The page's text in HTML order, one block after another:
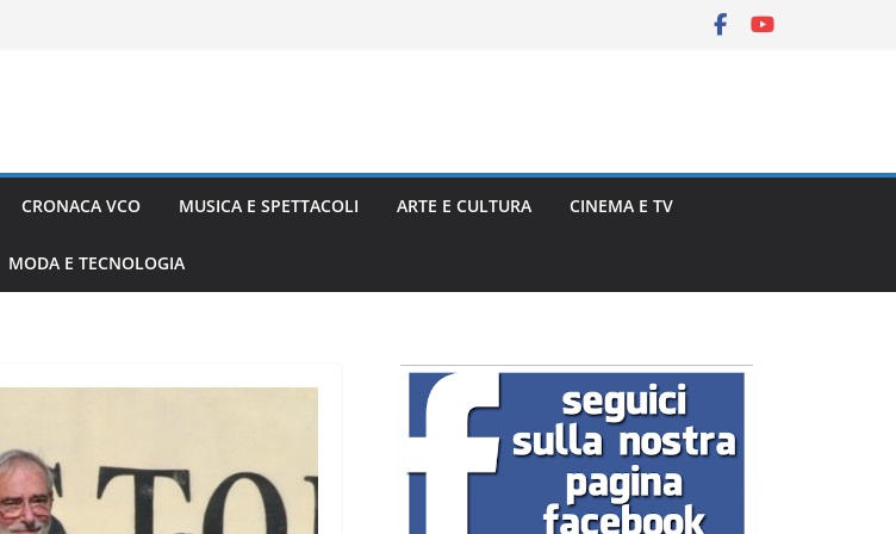
CRONACA VCO MUSICA E SPETTACOLI ARTE E CULTURA CINEMA E TV
MODA E TECNOLOGIA